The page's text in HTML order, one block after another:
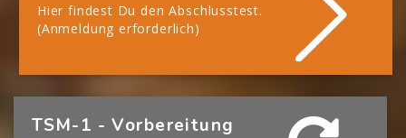
Hier findest Du den Abschlusstest.
(Anmeldung erforderlich)
[Cocoon] Boxes überspringen
TSM-1 - Vorbereitung